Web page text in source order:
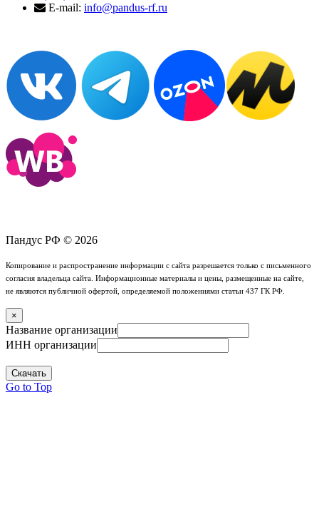
E-mail: info@pandus-rf.ru
Пандус РФ © 2026
Копирование и распространение информации с сайта разрешается только с письменного
согласия владельца сайта. Информационные материалы и цены, размещенные на сайте,
не являются публичной офертой, определяемой положениями статьи 437 ГК РФ.
×
Название организации
ИНН организации
Скачать
Go to Top